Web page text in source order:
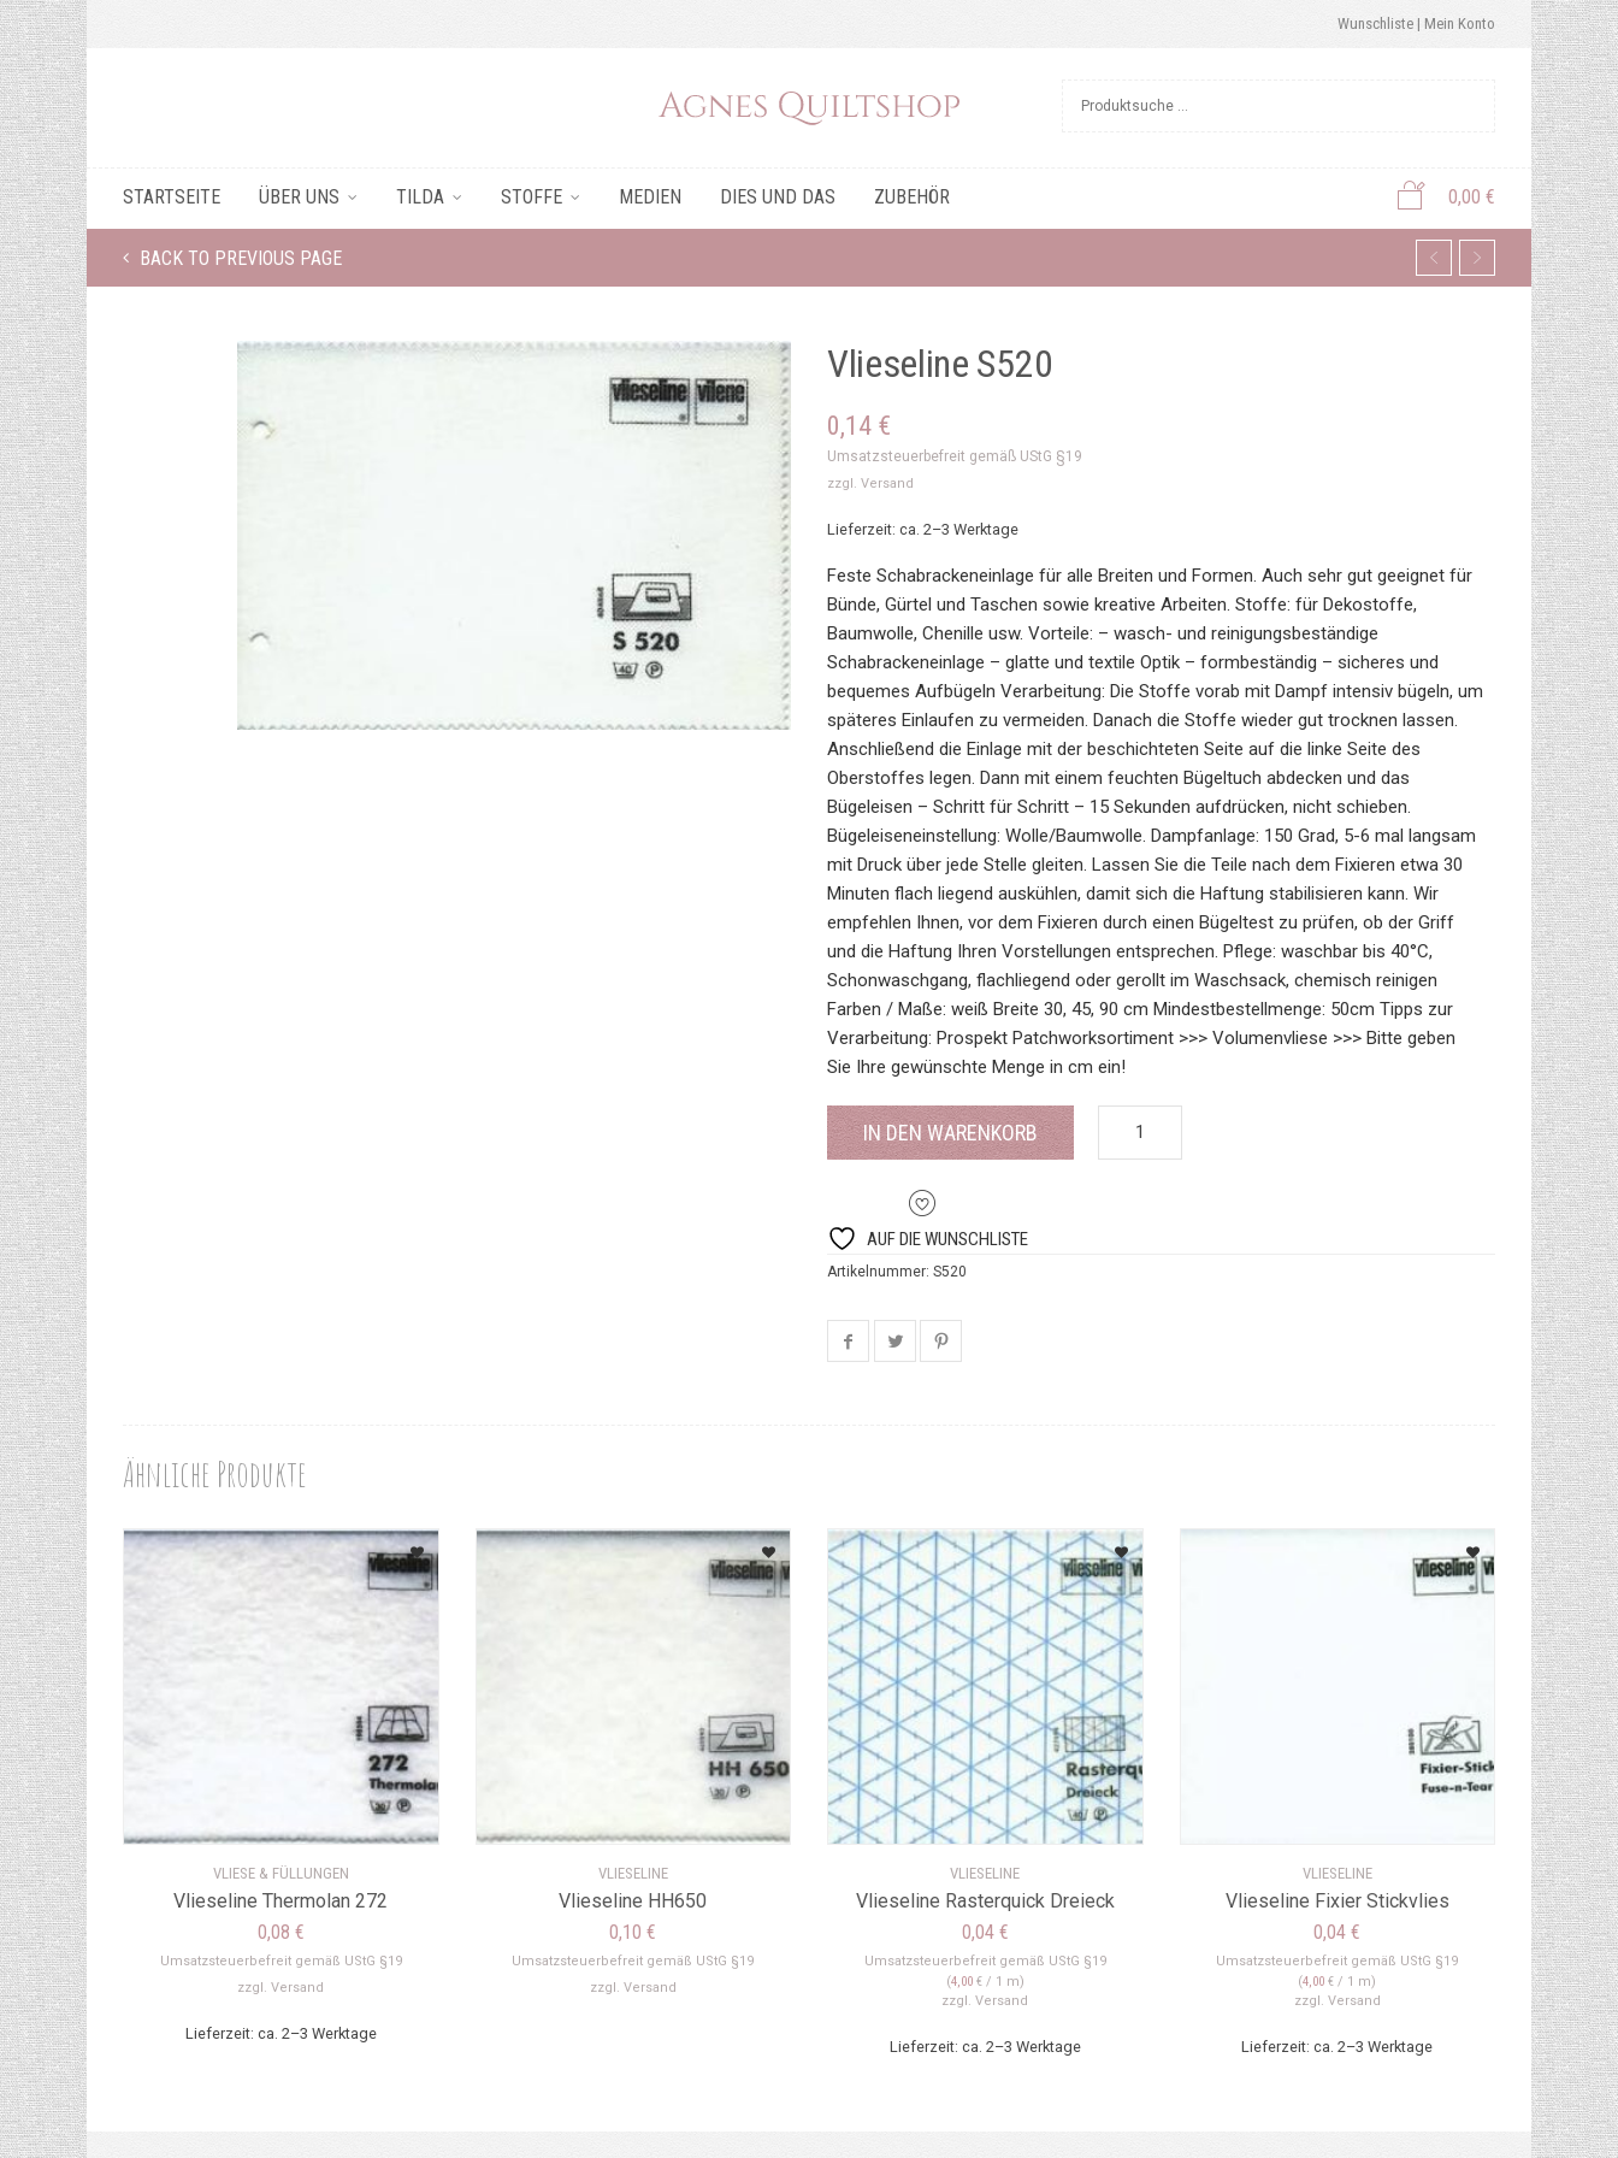
Wunschliste | Mein Konto
STARTSEITE ÜBER UNS TILDA STOFFE MEDIEN DIES UND DAS ZUBEHÖR 0,00 €
BACK TO PREVIOUS PAGE
Vlieseline S520
0,14 €
Umsatzsteuerbefreit gemäß UStG §19
zzgl. Versand
Lieferzeit: ca. 2–3 Werktage
Feste Schabrackeneinlage für alle Breiten und Formen. Auch sehr gut geeignet für
Bünde, Gürtel und Taschen sowie kreative Arbeiten. Stoffe: für Dekostoffe,
Baumwolle, Chenille usw. Vorteile: – wasch- und reinigungsbeständige
Schabrackeneinlage – glatte und textile Optik – formbeständig – sicheres und
bequemes Aufbügeln Verarbeitung: Die Stoffe vorab mit Dampf intensiv bügeln, um
späteres Einlaufen zu vermeiden. Danach die Stoffe wieder gut trocknen lassen.
Anschließend die Einlage mit der beschichteten Seite auf die linke Seite des
Oberstoffes legen. Dann mit einem feuchten Bügeltuch abdecken und das
Bügeleisen – Schritt für Schritt – 15 Sekunden aufdrücken, nicht schieben.
Bügeleiseneinstellung: Wolle/Baumwolle. Dampfanlage: 150 Grad, 5-6 mal langsam
mit Druck über jede Stelle gleiten. Lassen Sie die Teile nach dem Fixieren etwa 30
Minuten flach liegend auskühlen, damit sich die Haftung stabilisieren kann. Wir
empfehlen Ihnen, vor dem Fixieren durch einen Bügeltest zu prüfen, ob der Griff
und die Haftung Ihren Vorstellungen entsprechen. Pflege: waschbar bis 40°C,
Schonwaschgang, flachliegend oder gerollt im Waschsack, chemisch reinigen
Farben / Maße: weiß Breite 30, 45, 90 cm Mindestbestellmenge: 50cm Tipps zur
Verarbeitung: Prospekt Patchworksortiment >>> Volumenvliese >>> Bitte geben
Sie Ihre gewünschte Menge in cm ein!
IN DEN WARENKORB
AUF DIE WUNSCHLISTE
Artikelnummer: S520
Ähnliche Produkte
VLIESE & FÜLLUNGEN
Vlieseline Thermolan 272
0,08 €
Umsatzsteuerbefreit gemäß UStG §19
zzgl.Versand
Lieferzeit: ca. 2–3 Werktage
VLIESELINE
Vlieseline HH650
0,10€
Umsatzsteuerbefreit gemäß UStG §19
zzgl. Versand
VLIESELINE
Vlieseline Rasterquick Dreieck
0,04 €
Umsatzsteuerbefreit gemäß UStG §19
(4,00 €/ 1 m)
zzgl.Versand
Lieferzeit: ca. 2–3 Werktage
VLIESELINE
Vlieseline Fixier Stickvlies
0,04€
Umsatzsteuerbefreit gemäß UStG §19
(4,00€ / 1 m)
zzgl. Versand
Lieferzeit: ca. 2–3 Werktage